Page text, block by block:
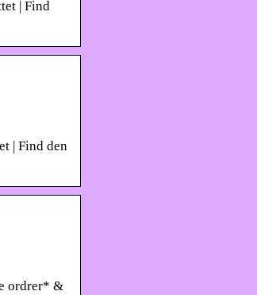
| Find
| Find den
ordrer* &